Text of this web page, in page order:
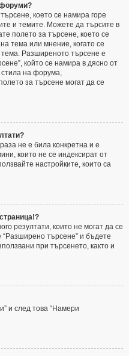
което се намира горе
и темите. Можете да търсите в
полето за търсене, което се
тема или мнение, когато се
Разширеното търсене е
който се намира в дясно от
стила на форума,
за търсене могат да се
не е била конкретна и е
които не се индексират от
настройките, които са
резултати, които не могат да се
търсене” и бъдете
при търсенето, както и
и след това “Намери